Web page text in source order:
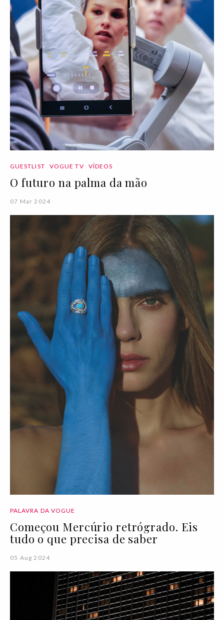
GUESTLIST VOGUE TV VÍDEOS
O futuro na palma da mão
07 Mar 2024
PALAVRA DA VOGUE
Começou Mercúrio retrógrado. Eis
tudo o que precisa de saber
05 Aug 2024